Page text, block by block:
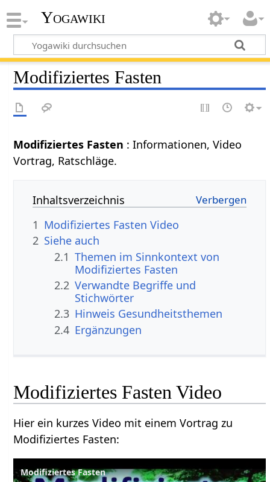
Yogawiki
Modifiziertes Fasten
Modifiziertes Fasten : Informationen, Video
Vortrag, Ratschläge.
Inhaltsverzeichnis
1 Modifiziertes Fasten Video
2 Siehe auch
2.1 Themen im Sinnkontext von
Modifiziertes Fasten
2.2 Verwandte Begriffe und
Stichwörter
2.3 Hinweis Gesundheitsthemen
2.4 Ergänzungen
Modifiziertes Fasten Video
Hier ein kurzes Video mit einem Vortrag zu
Modifiziertes Fasten:
Modifiziertes Fasten